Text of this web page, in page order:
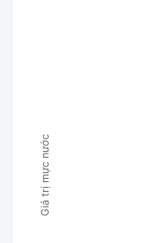
Giá trị mực nước